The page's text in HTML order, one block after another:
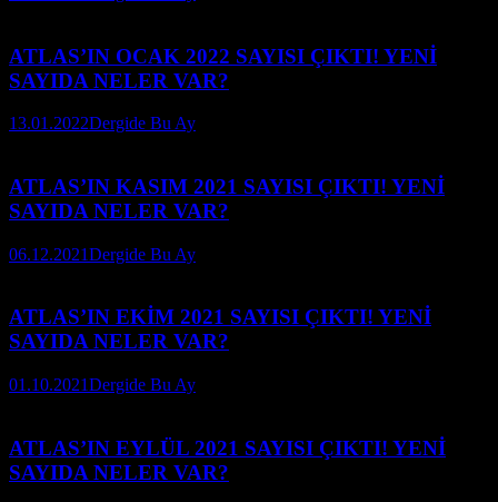
ATLAS’IN OCAK 2022 SAYISI ÇIKTI! YENİ
SAYIDA NELER VAR?
13.01.2022Dergide Bu Ay
ATLAS’IN KASIM 2021 SAYISI ÇIKTI! YENİ
SAYIDA NELER VAR?
06.12.2021Dergide Bu Ay
ATLAS’IN EKİM 2021 SAYISI ÇIKTI! YENİ
SAYIDA NELER VAR?
01.10.2021Dergide Bu Ay
ATLAS’IN EYLÜL 2021 SAYISI ÇIKTI! YENİ
SAYIDA NELER VAR?